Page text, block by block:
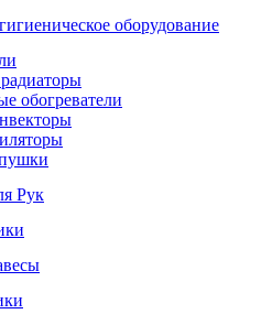
оборудование
обогреватели
Рук